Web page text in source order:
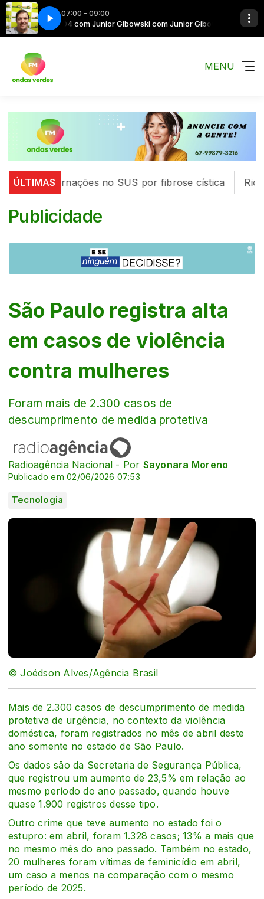
07:00 - 09:00
Bom dia 104 com Junior Gibowski com Junior GibowskiBom dia 104
MENU
ÚLTIMAS
internações no SUS por fibrose cística Rio
Publicidade
São Paulo registra alta
em casos de violência
contra mulheres
Foram mais de 2.300 casos de
descumprimento de medida protetiva
Radioagência Nacional - Por Sayonara Moreno
Publicado em 02/06/2026 07:53
Tecnologia
© Joédson Alves/Agência Brasil
Mais de 2.300 casos de descumprimento de medida
protetiva de urgência, no contexto da violência
doméstica, foram registrados no mês de abril deste
ano somente no estado de São Paulo.
Os dados são da Secretaria de Segurança Pública,
que registrou um aumento de 23,5% em relação ao
mesmo período do ano passado, quando houve
quase 1.900 registros desse tipo.
Outro crime que teve aumento no estado foi o
estupro: em abril, foram 1.328 casos; 13% a mais que
no mesmo mês do ano passado. Também no estado,
20 mulheres foram vítimas de feminicídio em abril,
um caso a menos na comparação com o mesmo
período de 2025.